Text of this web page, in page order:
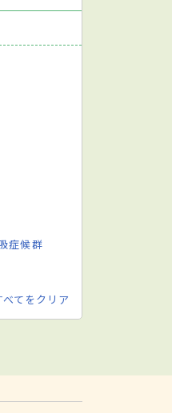
症候群
べてをクリア